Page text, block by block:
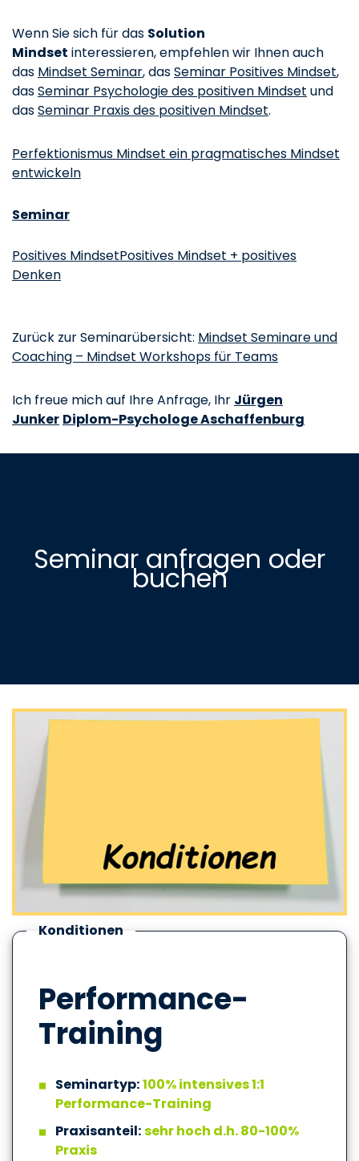
Wenn Sie sich für das Solution
Mindset interessieren, empfehlen wir Ihnen auch
das Mindset Seminar, dasSeminar Positives Mindset,
dasSeminar Psychologie des positiven Mindset und
dasSeminar Praxis des positiven Mindset.
Perfektionismus Mindset ein pragmatisches Mindset
entwickeln
Seminar
Positives MindsetPositives Mindset + positives
Denken
Zurück zur Seminarübersicht: Mindset Seminare und
Coaching – Mindset Workshops für Teams
Ich freue mich auf Ihre Anfrage, Ihr Jürgen
Junker Diplom-Psychologe Aschaffenburg
Seminar anfragen oder
buchen
Konditionen
Performance-
Training
Seminartyp:100% intensives 1:1
Performance-Training
Praxisanteil:sehr hoch d.h. 80-100%
Praxis